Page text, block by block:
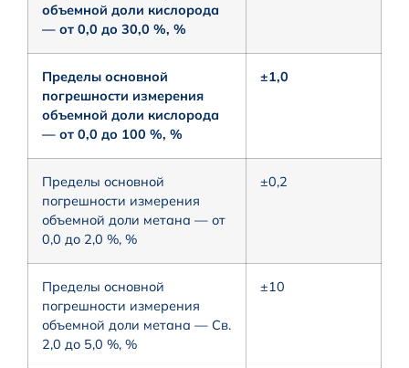
объемной доли кислорода
— от 0,0 до 30,0 %, %
Пределы основной
погрешности измерения
объемной доли кислорода
— от 0,0 до 100 %, %
±1,0
Пределы основной
погрешности измерения
объемной доли метана — от
0,0 до 2,0 %, %
±0,2
Пределы основной
погрешности измерения
объемной доли метана — Св.
2,0 до 5,0 %, %
±10